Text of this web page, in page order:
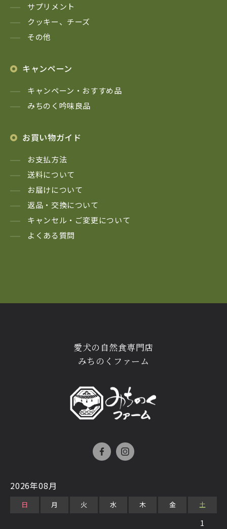
サプリメント
クッキー、チーズ
その他
キャンペーン
キャンペーン・おすすめ品
みちのく吟味良品
お買い物ガイド
お支払方法
送料について
お届けについて
返品・交換について
キャンセル・ご変更について
よくある質問
愛犬の自然食専門店
みちのくファーム
2026年08月
日 月 火 水 木 金 土
1